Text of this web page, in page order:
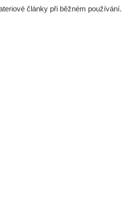
články při běžném používání.